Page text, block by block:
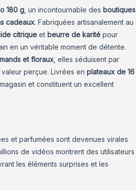
180 g , un incontournable des boutiques
cadeaux. Fabriquées artisanalement au
citrique et beurre de karité pour
en un véritable moment de détente.
et floraux , elles séduisent par
perçue. Livrées en plateaux de 16
et constituent un excellent
et parfumées sont devenues virales
de vidéos montrent des utilisateurs
les éléments surprises et les